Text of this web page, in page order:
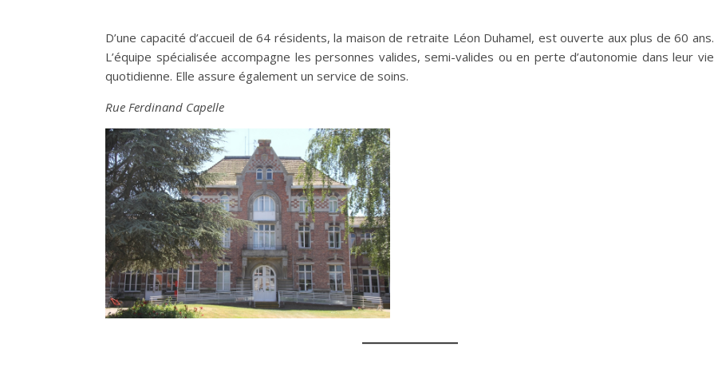
D’une capacité d’accueil de 64 résidents, la maison de retraite Léon Duhamel, est ouverte aux plus de 60 ans.
L’équipe spécialisée accompagne les personnes valides, semi-valides ou en perte d’autonomie dans leur vie
quotidienne. Elle assure également un service de soins.
Rue Ferdinand Capelle